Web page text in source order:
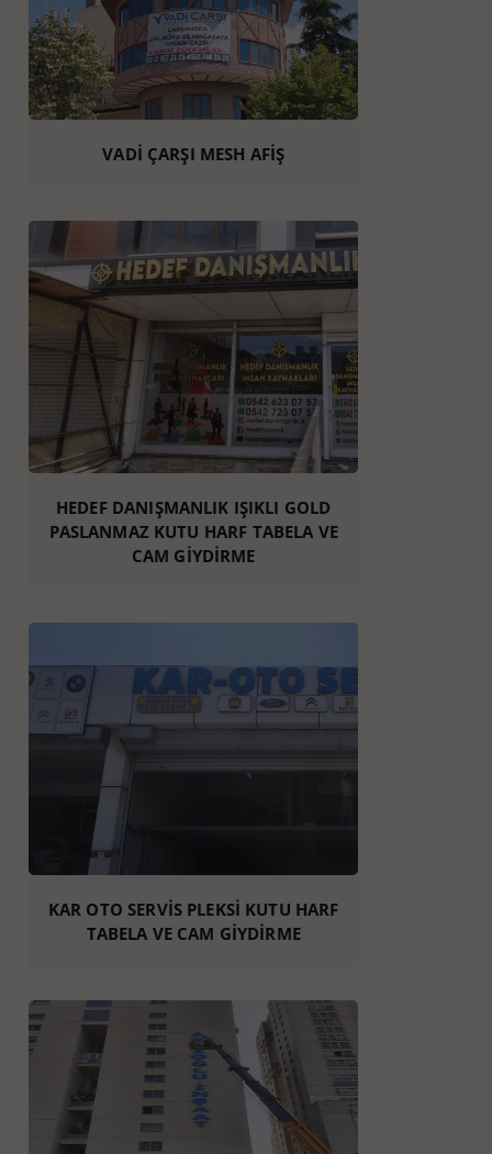
VADİ ÇARŞI MESH AFİŞ
HEDEF DANIŞMANLIK IŞIKLI GOLD
PASLANMAZ KUTU HARF TABELA VE
CAM GİYDİRME
KAR OTO SERVİS PLEKSİ KUTU HARF
TABELA VE CAM GİYDİRME